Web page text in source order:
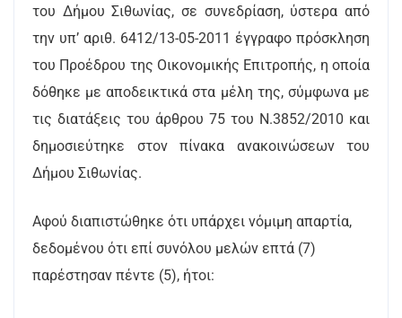
του Δήμου Σιθωνίας, σε συνεδρίαση, ύστερα από
την υπ’ αριθ. 6412/13-05-2011 έγγραφο πρόσκληση
του Προέδρου της Οικονομικής Επιτροπής, η οποία
δόθηκε με αποδεικτικά στα μέλη της, σύμφωνα με
τις διατάξεις του άρθρου 75 του Ν.3852/2010 και
δημοσιεύτηκε στον πίνακα ανακοινώσεων του
Δήμου Σιθωνίας.
Αφού διαπιστώθηκε ότι υπάρχει νόμιμη απαρτία,
δεδομένου ότι επί συνόλου μελών επτά (7)
παρέστησαν πέντε (5), ήτοι: